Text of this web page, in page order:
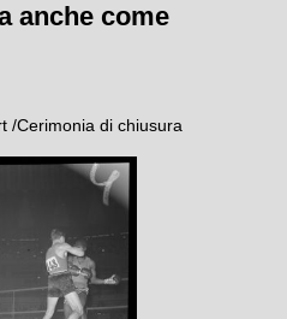
anche come
/Cerimonia di chiusura